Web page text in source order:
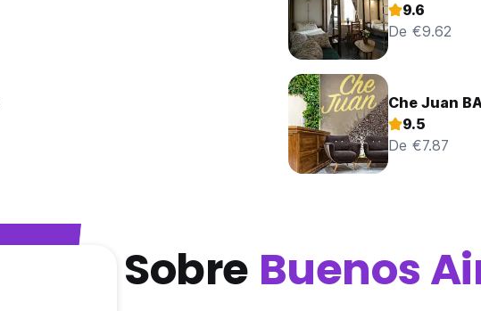
9.6
De €9.62
Che Juan
9.5
De €7.87
Sobre Buenos